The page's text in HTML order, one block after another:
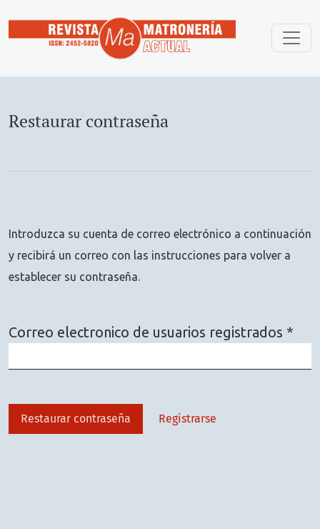
Restaurar contraseña
Introduzca su cuenta de correo electrónico a continuación
y recibirá un correo con las instrucciones para volver a
establecer su contraseña.
Correo electronico de usuarios registrados *
Restaurar contraseña Registrarse